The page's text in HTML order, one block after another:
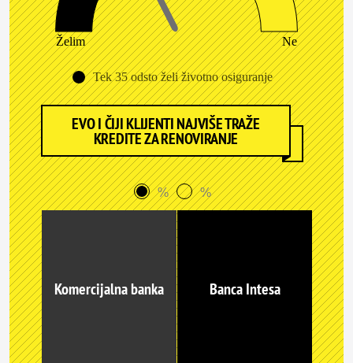
Želim Ne
Tek 35 odsto želi životno osiguranje
EVO I ČIJI KLIJENTI NAJVIŠE TRAŽE
KREDITE ZA RENOVIRANJE
% %
Komercijalna banka Banca Intesa